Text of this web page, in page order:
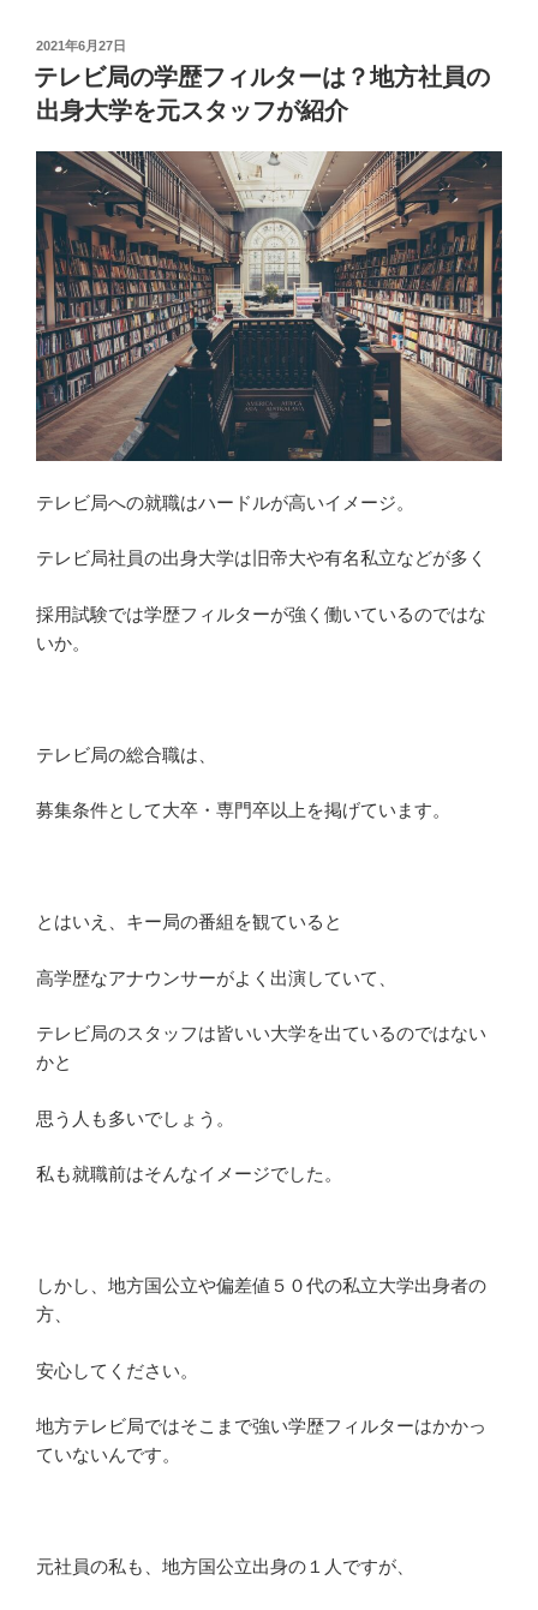
者
の
恋
事
と
は？
元
同
僚
や
ア
ナ
ウ
サ
の
際
や
に
い
投
稿
日:
2021年6月27日
テレビ局の学歴フィルターは？地方社員の
出身大学を元スタッフが紹介
テレビ局への就職はハードルが高いイメージ。
テレビ局社員の出身大学は旧帝大や有名私立などが多く
採用試験では学歴フィルターが強く働いているのではな
いか。
テレビ局の総合職は、
募集条件として大卒・専門卒以上を掲げています。
とはいえ、キー局の番組を観ていると
高学歴なアナウンサーがよく出演していて、
テレビ局のスタッフは皆いい大学を出ているのではない
かと
思う人も多いでしょう。
私も就職前はそんなイメージでした。
しかし、地方国公立や偏差値５０代の私立大学出身者の
方、
安心してください。
地方テレビ局ではそこまで強い学歴フィルターはかかっ
ていないんです。
元社員の私も、地方国公立出身の１人ですが、